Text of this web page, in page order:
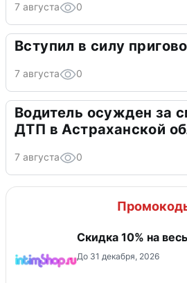
7 августа 0
Вступил в силу
7 августа 0
Водитель осужден за
ДТП в Астраханской
7 августа 0
Скидка 10% на
До 31 декабря, 2026